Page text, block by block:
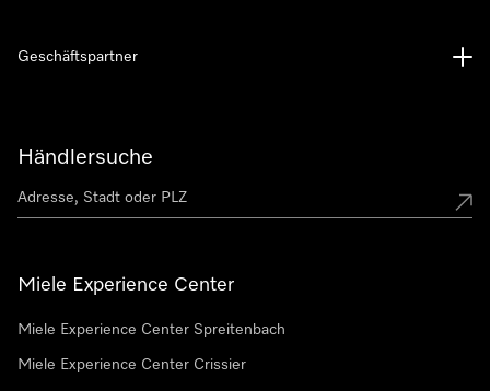
Händlersuche
Miele Experience Center
Miele Experience Center Spreitenbach
Miele Experience Center Crissier
Geschäftspartner